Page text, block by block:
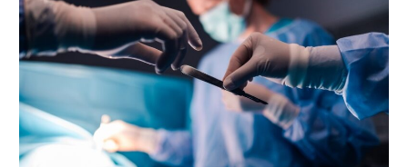
Cirugía
Mínimamente
Invasiva
en
Patologías
Colorrectales